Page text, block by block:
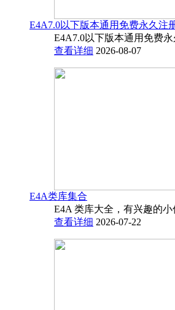
E4A7.0以下版本通用免费永久注
E4A7.0以下版本通用免费
查看详细 2026-08-07
E4A类库集合
E4A 类库大全，有兴趣的
查看详细 2026-07-22